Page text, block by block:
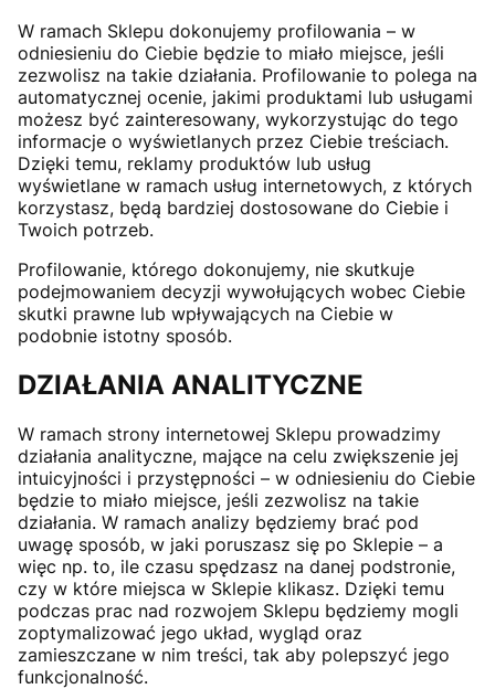
W ramach Sklepu dokonujemy profilowania – w
odniesieniu do Ciebie będzie to miało miejsce, jeśli
zezwolisz na takie działania. Profilowanie to polega na
automatycznej ocenie, jakimi produktami lub usługami
możesz być zainteresowany, wykorzystując do tego
informacje o wyświetlanych przez Ciebie treściach.
Dzięki temu, reklamy produktów lub usług
wyświetlane w ramach usług internetowych, z których
korzystasz, będą bardziej dostosowane do Ciebie i
Twoich potrzeb.
Profilowanie, którego dokonujemy, nie skutkuje
podejmowaniem decyzji wywołujących wobec Ciebie
skutki prawne lub wpływających na Ciebie w
podobnie istotny sposób.
DZIAŁANIA ANALITYCZNE
W ramach strony internetowej Sklepu prowadzimy
działania analityczne, mające na celu zwiększenie jej
intuicyjności i przystępności – w odniesieniu do Ciebie
będzie to miało miejsce, jeśli zezwolisz na takie
działania. W ramach analizy będziemy brać pod
uwagę sposób, w jaki poruszasz się po Sklepie – a
więc np. to, ile czasu spędzasz na danej podstronie,
czy w które miejsca w Sklepie klikasz. Dzięki temu
podczas prac nad rozwojem Sklepu będziemy mogli
zoptymalizować jego układ, wygląd oraz
zamieszczane w nim treści, tak aby polepszyć jego
funkcjonalność.